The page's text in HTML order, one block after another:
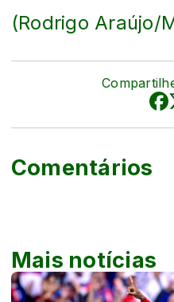
(Rodrigo Araújo/
Comentários
Mais notícias